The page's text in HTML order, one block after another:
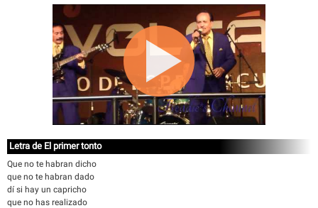
Letra de El primer tonto
Que no te habran dicho
que no te habran dado
dí si hay un capricho
que no has realizado